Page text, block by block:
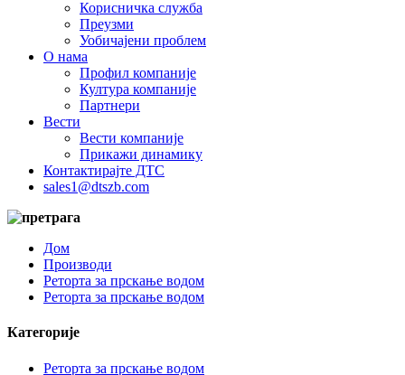
Корисничка служба
Преузми
Уобичајени проблем
О нама
Профил компаније
Култура компаније
Партнери
Вести
Вести компаније
Прикажи динамику
Контактирајте ДТС
sales1@dtszb.com
Дом
Производи
Реторта за прскање водом
Реторта за прскање водом
Категорије
Реторта за прскање водом